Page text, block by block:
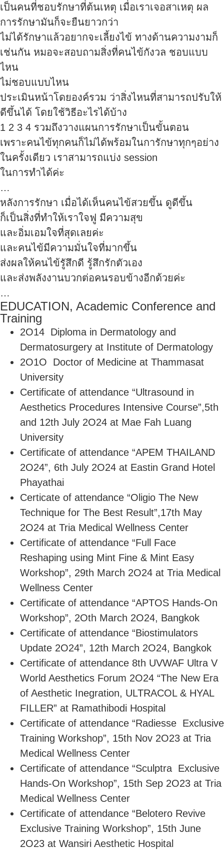
เป็นคนที่ชอบรักษาที่ต้นเหตุ เมื่อเราเจอสาเหตุ ผล
การรักษามันก็จะยืนยาวกว่า
ไม่ได้รักษาแล้วอยากจะเลี้ยงไข้ ทางด้านความงามก็
เช่นกัน หมอจะสอบถามสิ่งที่คนไข้กังวล ชอบแบบ
ไหน
ไม่ชอบแบบไหน
ประเมินหน้าโดยองค์รวม ว่าสิ่งไหนที่สามารถปรับให้
ดีขึ้นได้ โดยใช้วิธีอะไรได้บ้าง
1 2 3 4 รวมถึงวางแผนการรักษาเป็นขั้นตอน
เพราะคนไข้ทุกคนก็ไม่ได้พร้อมในการักษาทุกๆอย่าง
ในครั้งเดียว เราสามารถแบ่ง session
ในการทำได้ค่ะ
…
หลังการรักษา เมื่อได้เห็นคนไข้สวยขึ้น ดูดีขึ้น
ก็เป็นสิ่งที่ทำให้เราใจฟู มีความสุข
และอิ่มเอมใจที่สุดเลยค่ะ
และคนไข้มีความมั่นใจที่มากขึ้น
ส่งผลให้คนไข้รูัสึกดี รู้สึกรักตัวเอง
และส่งพลังงานบวกต่อคนรอบข้างอีกด้วยค่ะ
…
EDUCATION, Academic Conference and
Training
2O14 Diploma in Dermatology and
Dermatosurgery at Institute of Dermatology
2O1O Doctor of Medicine at Thammasat
University
Certificate of attendance “Ultrasound in
Aesthetics Procedures Intensive Course”,5th
and 12th July 2O24 at Mae Fah Luang
University
Certificate of attendance “APEM THAILAND
2O24”, 6th July 2O24 at Eastin Grand Hotel
Phayathai
Certicate of attendance “Oligio The New
Technique for The Best Result”,17th May
2O24 at Tria Medical Wellness Center
Certificate of attendance “Full Face
Reshaping using Mint Fine & Mint Easy
Workshop”, 29th March 2O24 at Tria Medical
Wellness Center
Certificate of attendance “APTOS Hands-On
Workshop”, 2Oth March 2O24, Bangkok
Certificate of attendance “Biostimulators
Update 2O24”, 12th March 2O24, Bangkok
Certificate of attendance 8th UVWAF Ultra V
World Aesthetics Forum 2O24 “The New Era
of Aesthetic Inegration, ULTRACOL & HYAL
FILLER” at Ramathibodi Hospital
Certificate of attendance “Radiesse Exclusive
Training Workshop”, 15th Nov 2O23 at Tria
Medical Wellness Center
Certificate of attendance “Sculptra Exclusive
Hands-On Workshop”, 15th Sep 2O23 at Tria
Medical Wellness Center
Certificate of attendance “Belotero Revive
Exclusive Training Workshop”, 15th June
2O23 at Wansiri Aesthetic Hospital